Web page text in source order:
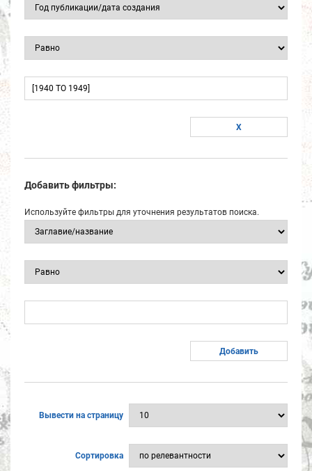
Добавить фильтры:
Используйте фильтры для уточнения результатов поиска.
Вывести на страницу
Сортировка